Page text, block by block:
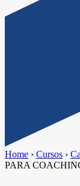
Home › Cursos ›
PARA